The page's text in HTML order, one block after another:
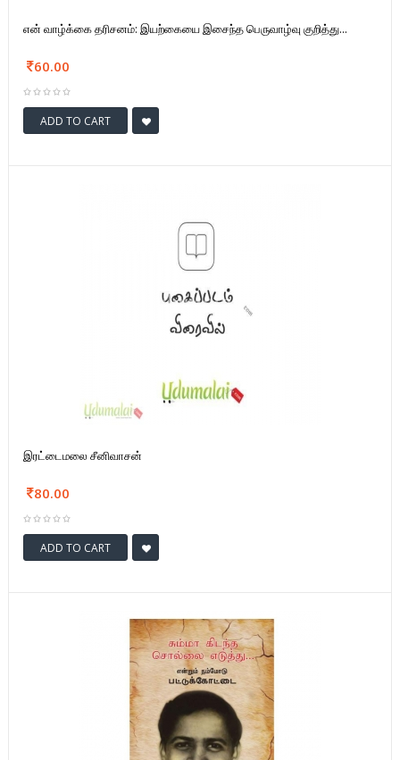
என் வாழ்க்கை தரிசனம்: இயற்கையை இசைந்த பெருவாழ்வு குறித்து...
60.00
ADD TO CART
இரட்டைமலை சீனிவாசன்
80.00
ADD TO CART